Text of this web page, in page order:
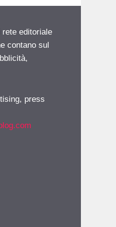
rete editoriale
contano sul
press